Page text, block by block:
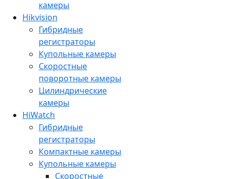
камеры
Hikvision
Гибридные
регистраторы
Купольные камеры
Скоростные
поворотные камеры
Цилиндрические
камеры
HiWatch
Гибридные
регистраторы
Компактные камеры
Купольные камеры
Скоростные